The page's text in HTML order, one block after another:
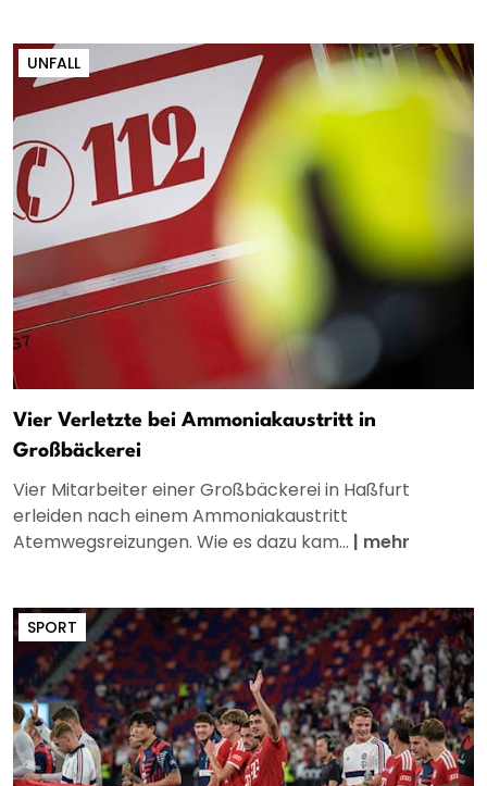
UNFALL
Vier Verletzte bei Ammoniakaustritt in
Großbäckerei
Vier Mitarbeiter einer Großbäckerei in Haßfurt
erleiden nach einem Ammoniakaustritt
Atemwegsreizungen. Wie es dazu kam... | mehr
SPORT